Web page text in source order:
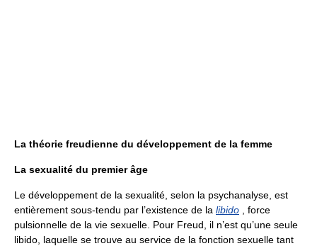
La théorie freudienne du développement de la femme
La sexualité du premier âge
Le développement de la sexualité, selon la psychanalyse, est
entièrement sous-tendu par l’existence de la libido , force
pulsionnelle de la vie sexuelle. Pour Freud, il n’est qu’une seule
libido, laquelle se trouve au service de la fonction sexuelle tant